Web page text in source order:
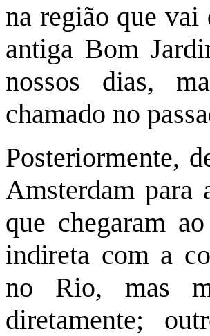
na região que vai
antiga Bom
nossos dias,
chamado no
Posteriormente,
Amsterdam
que chegaram
indireta com a
no Rio, mas
diretamente;